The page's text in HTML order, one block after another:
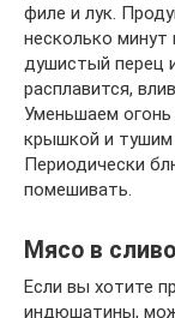
филе и лук.
несколько
душистый перец
расплавится,
Уменьшаем
крышкой и тушим
Периодически
помешивать.
Мясо в
Если вы хотите
индюшатины,